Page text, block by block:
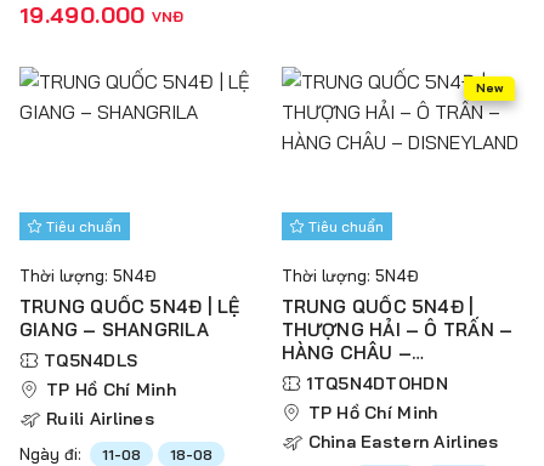
19.490.000 VNĐ
Tiêu chuẩn
Thời lượng: 5N4Đ
TRUNG QUỐC 5N4Đ | LỆ
GIANG – SHANGRILA
TQ5N4DLS
TP Hồ Chí Minh
Ruili Airlines
Ngày đi: 11-08
18-08
New
Tiêu chuẩn
Thời lượng: 5N4Đ
TRUNG QUỐC 5N4Đ |
THƯỢNG HẢI – Ô TRẤN –
HÀNG CHÂU –
DISNEYLAND
1TQ5N4DTOHDN
TP Hồ Chí Minh
China Eastern Airlines